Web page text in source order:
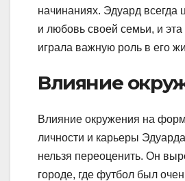
начинаниях. Эдуард всегда
и любовь своей семьи, и
играла важную роль в его
Влияние
Влияние окружения на
личности и карьеры
нельзя переоценить. Он
городе, где футбол был